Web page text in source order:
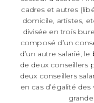
cadres et autres
domicile, artistes,
divisée en trois
composé d’un
d’un autre salarié,
de deux conseillers
deux conseillers
en cas d’égalité